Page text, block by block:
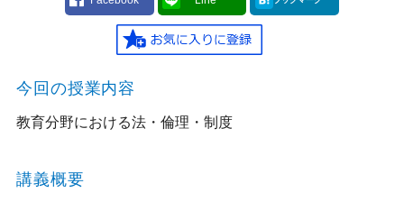
今回の授業内容
教育分野における法・倫理・制度
講義概要